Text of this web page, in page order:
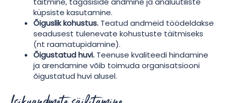
küpsiste kasutamine.
Õiguslik kohustus. Teatud andmeid töödeldakse
seadusest tulenevate kohustuste täitmiseks
(nt raamatupidamine).
Õigustatud huvi. Teenuse kvaliteedi hindamine
ja arendamine võib toimuda organisatsiooni
õigustatud huvi alusel.